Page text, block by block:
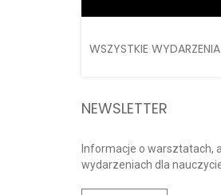
WSZYSTKIE WYDARZENIA
NEWSLETTER
Informacje o warsztatach,
wydarzeniach dla